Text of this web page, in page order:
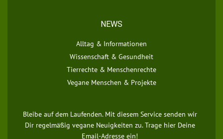
NEWS
Alltag & Informationen
Wissenschaft & Gesundheit
Tierrechte & Menschenrechte
Vegane Menschen & Projekte
Bleibe auf dem Laufenden. Mit diesem Service senden wir
Dir regelmäßig vegane Neuigkeiten zu. Trage hier Deine
Email-Adresse ein!